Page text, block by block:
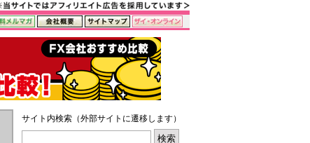
サイト内検索（外部サイトに遷移します）